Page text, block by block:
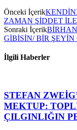
Önceki İçerik
ZAMAN ŞİDDET
Sonraki İçerik
GİBİSİN/ BİR
İlgili Haberler
STEFAN
MEKTUP:
ÇILGINLIĞIN